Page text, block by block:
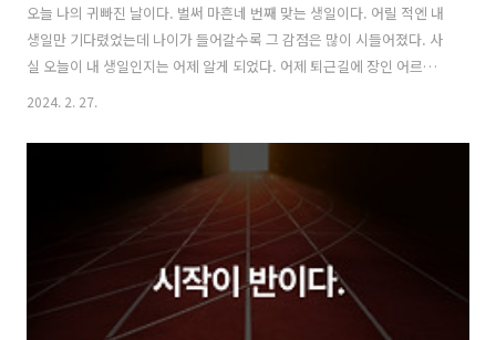
오늘 나의 귀빠진 날이다. 벌써 마흔네 번째 맞는 생일이다. 어릴 적엔 내
생일만 기다렸었는데 나이가 들어갈수록 그 감점은 많이 시들어졌다. 사
실 오늘이 내 생일인지는 어제 알게 되었다. 어제 퇴근길에 장인 어르신
께 안부 전화를 드렸었는데 오늘이 내 생일이라고 맛있는 거 사 먹으라고
오늘이 내 생일인걸 알게 되었다. 오늘 아침이 되어서는 내 생일이라는
걸 실감할 수 있었다. 수영장 모임 카톡 방이 있는데 회원들로부터 생일
축하한다는 카톡 메시지를 끊임없이 받았다. 생일 축하한다는 단순한 한
문장인데 기분이 좋아지고 마음이 따뜻해졌다. 모임에서 친한 회사 대표
님께서 투썸플레이스 케이크 선물 교환권도 보내주셨다. 오래된 거래처
2024. 2. 27.